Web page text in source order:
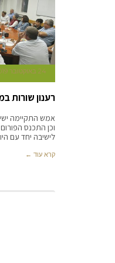
24 באוקטובר 2019
רענון שורות
אמש התקיימה
וכן התכנס
לישיבה יחד עם
קרא עוד ←